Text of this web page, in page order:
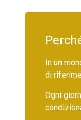
In un
di
Ogni